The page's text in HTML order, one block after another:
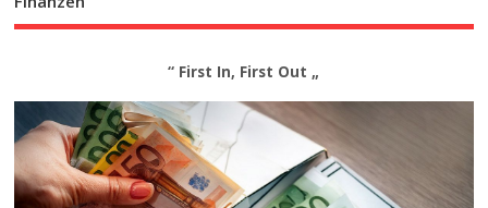
“ First In, First Out „